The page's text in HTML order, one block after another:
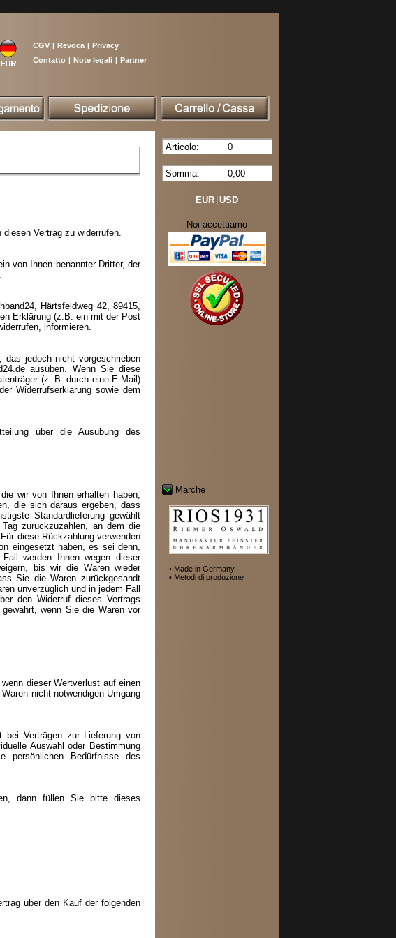
CGV | Revoca | Privacy
Contatto | Note legali | Partner
Vertrag zu widerrufen.
von Ihnen benannter Dritter, der
Härtsfeldweg 42, 89415,
Erklärung (z.B. ein mit der Post
informieren.
das jedoch nicht vorgeschrieben
ausüben. Wenn Sie diese
(z. B. durch eine E-Mail)
Widerrufserklärung sowie dem
über die Ausübung des
wir von Ihnen erhalten haben,
die sich daraus ergeben, dass
Standardlieferung gewählt
zurückzuzahlen, an dem die
diese Rückzahlung verwenden
eingesetzt haben, es sei denn,
werden Ihnen wegen dieser
bis wir die Waren wieder
Sie die Waren zurückgesandt
unverzüglich und in jedem Fall
den Widerruf dieses Vertrags
wenn Sie die Waren vor
dieser Wertverlust auf einen
nicht notwendigen Umgang
bei Verträgen zur Lieferung von
Auswahl oder Bestimmung
persönlichen Bedürfnisse des
dann füllen Sie bitte dieses
über den Kauf der folgenden
Articolo: 0
Somma: 0,00
EUR USD
Noi accettiamo
Marche
• Made in Germany
• Metodi di produzione